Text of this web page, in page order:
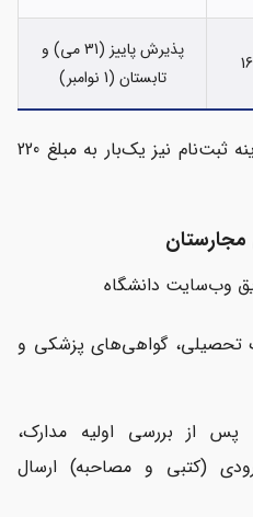
پذیرش پاییز (31 می) و
تابستان (1 نوامبر)
: برای تمامی دانشگاه، هزینه ثبت‌نام نیز یک‌بار به مبلغ 220
مجارستان
وب‌سایت دانشگاه
تحصیلی، گواهی‌های پزشکی و
از بررسی اولیه مدارک،
(کتبی و مصاحبه) ارسال